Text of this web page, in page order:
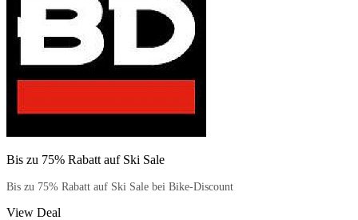
Bis zu 75% Rabatt auf Ski Sale
Bis zu 75% Rabatt auf Ski Sale bei Bike-Discount
View Deal